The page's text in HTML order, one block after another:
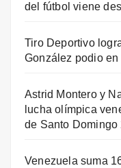
del fútbol viene
Tiro Deportivo
González podio
Astrid Montero y
lucha olímpica
de Santo Domingo
Venezuela suma